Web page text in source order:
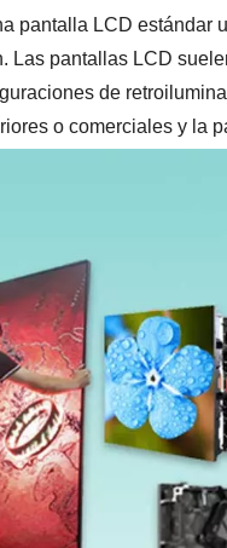
pantalla LCD estándar
Las pantallas LCD
de
o comerciales y la